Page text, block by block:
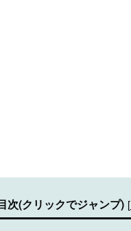
次(クリックでジャンプ) [